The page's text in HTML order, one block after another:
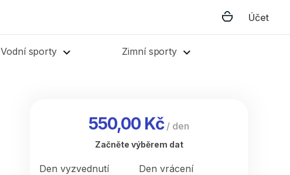
Účet
Vodní sporty Zimní sporty
550,00 Kč/ den
Začněte výběrem dat
Den vyzvednutí
Den vrácení